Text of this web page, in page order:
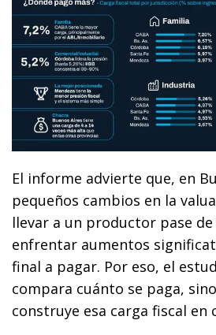
El informe advierte que, en
pequeños cambios en la
llevar a un productor pase
enfrentar aumentos
final a pagar. Por eso, el
compara cuánto se paga,
construye esa carga fiscal en